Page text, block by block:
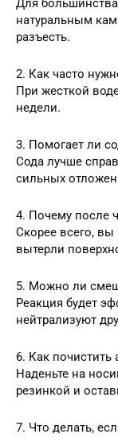
Для
натуральным
разъесть.
2. Как часто
При жесткой
недели.
3. Помогает ли
Сода лучше
сильных
4. Почему после
Скорее всего,
вытерли
5. Можно ли
Реакция будет
нейтрализуют
6. Как почистить
Наденьте на
резинкой и
7. Что делать,